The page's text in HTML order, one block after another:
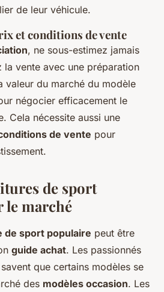
de leur véhicule.
et conditions de vente
, ne sous-estimez jamais
vente avec une préparation
valeur du marché du modèle
négocier efficacement le
Cela nécessite aussi une
de vente pour
de sport
le marché
de sport populaire peut être
guide achat. Les passionnés
que certains modèles se
des modèles occasion. Les